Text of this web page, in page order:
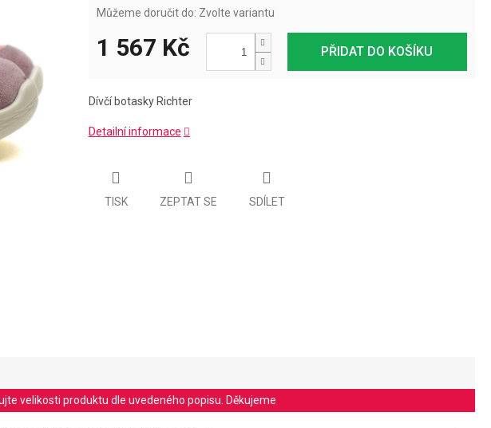
Můžeme doručit do: Zvolte variantu
PŘIDAT DO KOŠÍKU
1 567 Kč
Dívčí botasky Richter
Detailní informace
TISK ZEPTAT SE SDÍLET
velikosti produktu dle uvedeného popisu. Děkujeme